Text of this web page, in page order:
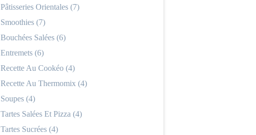
Pâtisseries Orientales (7)
Smoothies (7)
Bouchées Salées (6)
Entremets (6)
Recette Au Cookéo (4)
Recette Au Thermomix (4)
Soupes (4)
Tartes Salées Et Pizza (4)
Tartes Sucrées (4)